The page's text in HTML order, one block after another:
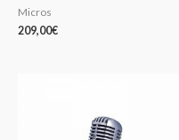
Micros
209,00€